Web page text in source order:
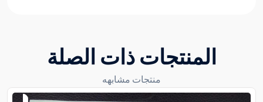
المنتجات ذات الصلة
منتجات مشابهه